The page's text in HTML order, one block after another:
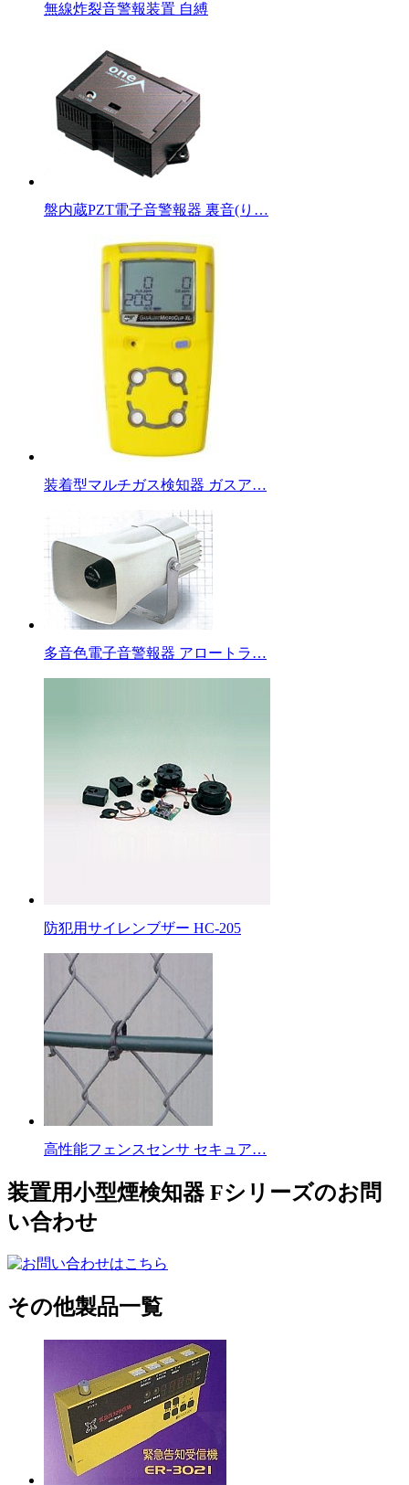
無線炸裂音警報装置 自縛
盤内蔵PZT電子音警報器 裏音(り…
装着型マルチガス検知器 ガスア…
多音色電子音警報器 アロートラ…
防犯用サイレンブザー HC-205
高性能フェンスセンサ セキュア…
装置用小型煙検知器 Fシリーズのお問
い合わせ
その他製品一覧